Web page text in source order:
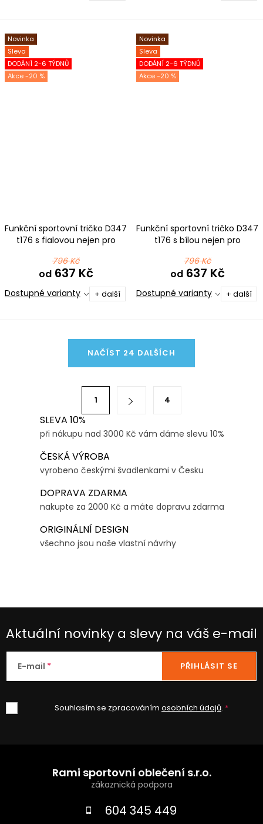
Novinka
Sleva
DODÁNÍ 2-6 TÝDNŮ
-20 %
Funkční sportovní tričko D347
t176 s fialovou nejen pro
796 Kč
od637 Kč
Dostupné varianty + další
Novinka
Sleva
DODÁNÍ 2-6 TÝDNŮ
-20 %
Funkční sportovní tričko D347
t176 s bílou nejen pro
796 Kč
od637 Kč
Dostupné varianty + další
s
NAČÍST 24 DALŠÍCH
1 4
SLEVA 10%
při nákupu nad 3000 Kč vám dáme slevu 10%
ČESKÁ VÝROBA
vyrobeno českými švadlenkami v Česku
DOPRAVA ZDARMA
nakupte za 2000 Kč a máte dopravu zdarma
ORIGINÁLNÍ DESIGN
všechno jsou naše vlastní návrhy
Aktuální novinky a slevy na váš e-mail
E-mail
Souhlasím se zpracováním osobních údajů.
PŘIHLÁSIT SE
Rami sportovní oblečení s.r.o.
604 345 449